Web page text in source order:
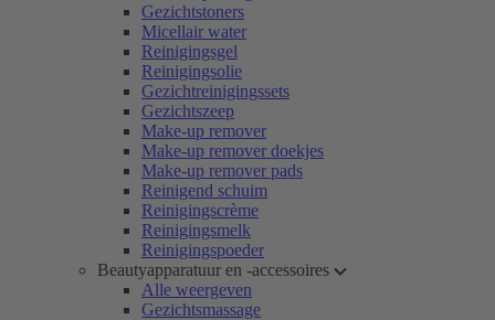
Gezichtstoners
Micellair water
Reinigingsgel
Reinigingsolie
Gezichtreinigingssets
Gezichtszeep
Make-up remover
Make-up remover doekjes
Make-up remover pads
Reinigend schuim
Reinigingscrème
Reinigingsmelk
Reinigingspoeder
Beautyapparatuur en -accessoires
Alle weergeven
Gezichtsmassage